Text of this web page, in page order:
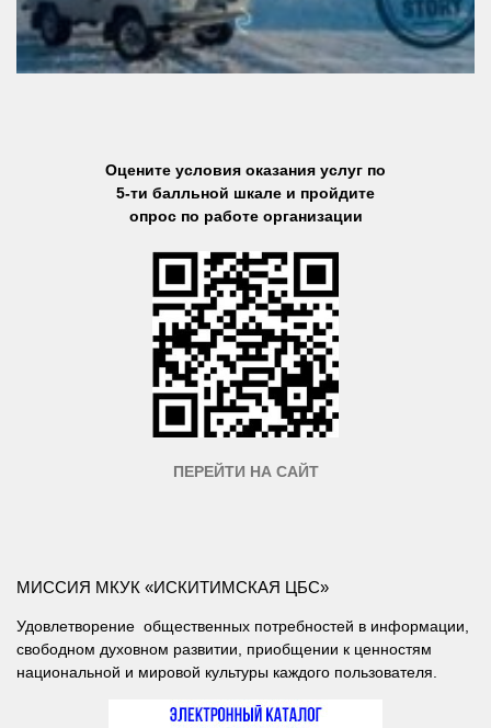
Оцените условия оказания услуг по
5-ти балльной шкале и пройдите
опрос по работе организации
ПЕРЕЙТИ НА САЙТ
МИССИЯ МКУК «ИСКИТИМСКАЯ ЦБС»
Удовлетворение общественных потребностей в информации,
свободном духовном развитии, приобщении к ценностям
национальной и мировой культуры каждого пользователя.